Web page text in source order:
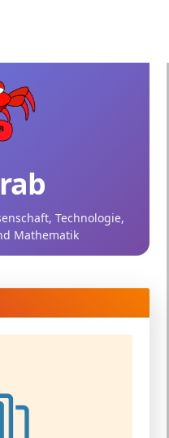
Technologie,
Mathematik